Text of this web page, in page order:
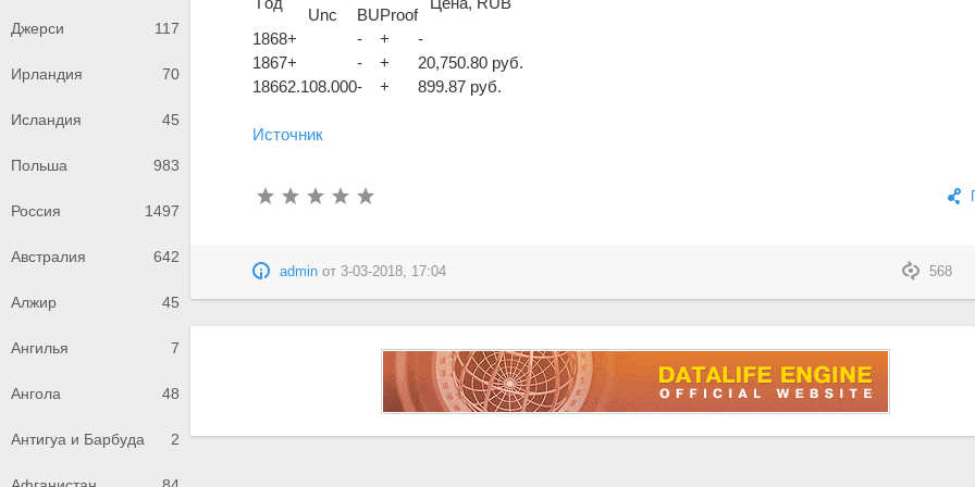
Джерси 117
Ирландия 70
Исландия 45
Польша 983
Россия 1497
Австралия 642
Алжир 45
Ангилья 7
Ангола 48
Антигуа и Барбуда 2
Unc BUProof
1868+ - +
-
1867+ - +
20,750.80 руб.
18662.108.000- + 899.87 руб.
Источник
568
admin от 3-03-2018, 17:04